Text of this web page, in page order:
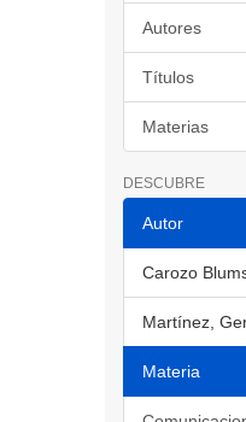
Autores
Títulos
Materias
DESCUBRE
Autor
Carozo
Martínez,
Materia